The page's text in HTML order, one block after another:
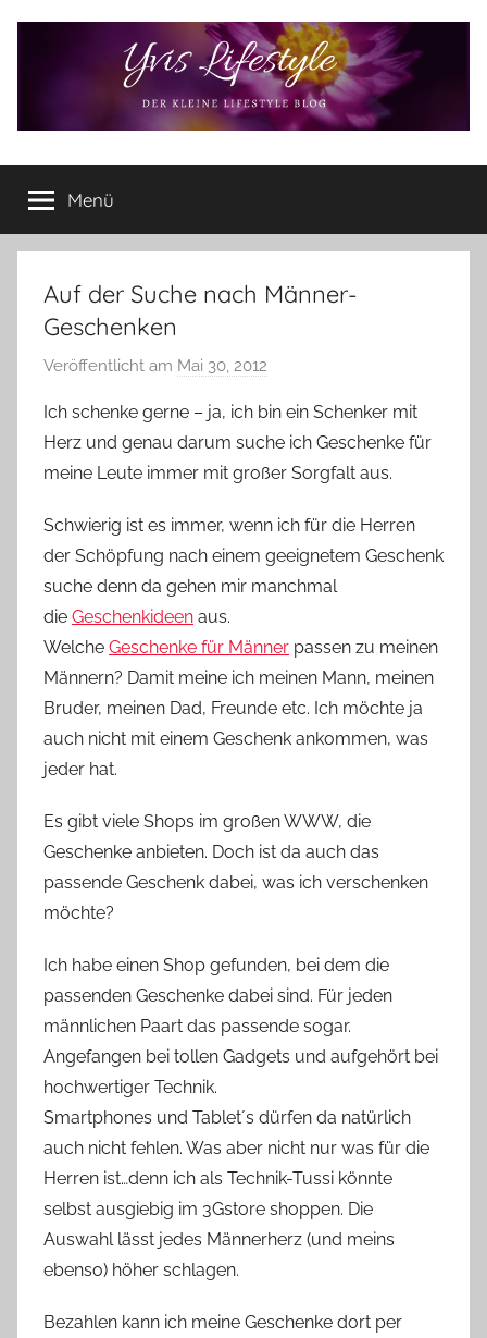
Yvis
Lifestyle
Lifestyle
Blog
–
Lifestyle,
Rezensionen,
Produkttests
und
mehr
Menü
Auf der Suche nach Männer-
Geschenken
Veröffentlicht am Mai 30, 2012
n
Y
v
n
n
e
Ich schenke gerne – ja, ich bin ein Schenker mit
Herz und genau darum suche ich Geschenke für
meine Leute immer mit großer Sorgfalt aus.
Schwierig ist es immer, wenn ich für die Herren
der Schöpfung nach einem geeignetem Geschenk
suche denn da gehen mir manchmal
die Geschenkideen aus.
Welche Geschenke für Männer passen zu meinen
Männern? Damit meine ich meinen Mann, meinen
Bruder, meinen Dad, Freunde etc. Ich möchte ja
auch nicht mit einem Geschenk ankommen, was
jeder hat.
Es gibt viele Shops im großen WWW, die
Geschenke anbieten. Doch ist da auch das
passende Geschenk dabei, was ich verschenken
möchte?
Ich habe einen Shop gefunden, bei dem die
passenden Geschenke dabei sind. Für jeden
männlichen Paart das passende sogar.
Angefangen bei tollen Gadgets und aufgehört bei
hochwertiger Technik.
Smartphones und Tablet´s dürfen da natürlich
auch nicht fehlen. Was aber nicht nur was für die
Herren ist…denn ich als Technik-Tussi könnte
selbst ausgiebig im 3Gstore shoppen. Die
Auswahl lässt jedes Männerherz (und meins
ebenso) höher schlagen.
Bezahlen kann ich meine Geschenke dort per